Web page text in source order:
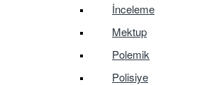
İnceleme
Mektup
Polemik
Polisiye